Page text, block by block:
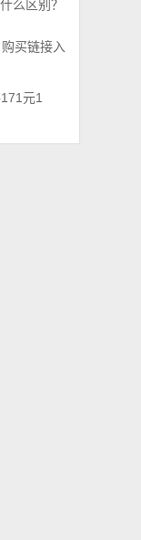
么区别？
买链接入
元1